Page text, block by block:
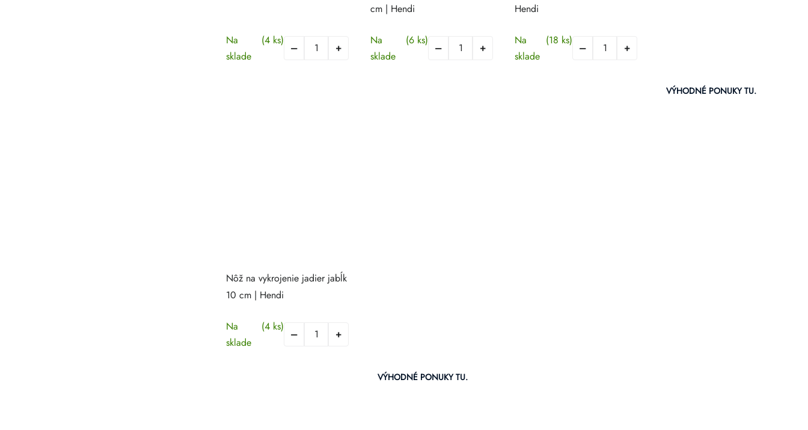
Na
sklade
(4 ks)
cm | Hendi
Na
sklade
(6 ks)
Hendi
Na
sklade
(18 ks)
VÝHODNÉ PONUKY TU.
Nôž na vykrojenie jadier jabĺk
10 cm | Hendi
Na
sklade
(4 ks)
VÝHODNÉ PONUKY TU.